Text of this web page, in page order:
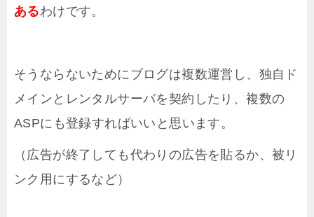
あるわけです。
そうならないためにブログは複数運営し、独自ド
メインとレンタルサーバを契約したり、複数の
ASPにも登録すればいいと思います。
（広告が終了しても代わりの広告を貼るか、被リ
ンク用にするなど）